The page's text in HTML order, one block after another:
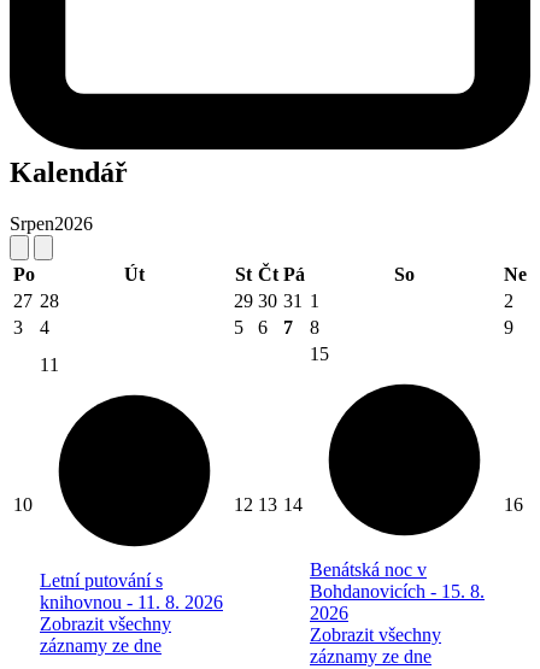
Kalendář
Srpen2026
Po Út St Čt Pá So
Ne
27 28 29 30 31 1
2
3
4 5 6 7 8 9
10
11
Letní putování s
knihovnou - 11. 8. 2026
Zobrazit všechny
záznamy ze dne
12 13 14
15
Benátská noc v
Bohdanovicích - 15. 8.
2026
Zobrazit všechny
záznamy ze dne
16